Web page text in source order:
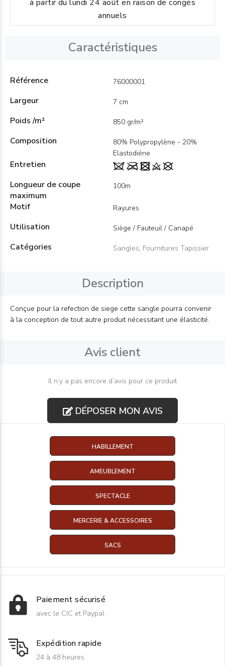
à partir du lundi 24 août en raison de congés
annuels
Caractéristiques
Référence 76000001
Largeur 7 cm
Poids /m² 850 gr/m²
Composition
80% Polypropylène - 20%
Elastodiéne
Entretien
Longueur de coupe
maximum
100m
Motif Rayures
Utilisation Siège / Fauteuil / Canapé
Catégories Sangles, Fournitures Tapissier
Description
Conçue pour la refection de siege cette sangle pourra convenir
à la conception de tout autre produit nécessitant une élasticité.
Avis client
Il n’y a pas encore d’avis pour ce produit
DÉPOSER MON AVIS
HABILLEMENT
AMEUBLEMENT
SPECTACLE
MERCERIE & ACCESSOIRES
SACS
Paiement sécurisé
avec le CIC et Paypal
Expédition rapide
24 à 48 heures